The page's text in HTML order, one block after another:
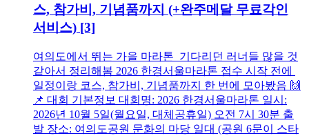
스, 참가비, 기념품까지 (+완주메달 무료각인
서비스) [3]
여의도에서 뛰는 가을 마라톤 기다리던 러너들 많을 것
같아서 정리해봄 2026 한경서울마라톤 접수 시작 전에
일정이랑 코스, 참가비, 기념품까지 한 번에 모아봤음 🙌
📌 대회 기본정보 대회명: 2026 한경서울마라톤 일시:
2026년 10월 5일(월요일, 대체공휴일) 오전 7시 30분 출
발 장소: 여의도공원 문화의 마당 일대 (공원 6문이 스타